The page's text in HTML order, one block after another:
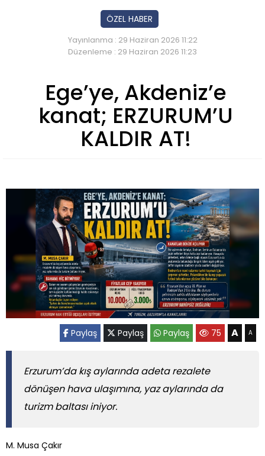
ÖZEL HABER
Yayınlanma : 29 Haziran 2026 11:22
Düzenleme : 29 Haziran 2026 11:23
Ege’ye, Akdeniz’e
kanat; ERZURUM’U
KALDIR AT!
Paylaş Paylaş Paylaş 75 A A
Erzurum’da kış aylarında adeta rezalete
dönüşen hava ulaşımına, yaz aylarında da
turizm baltası iniyor.
M. Musa Çakır